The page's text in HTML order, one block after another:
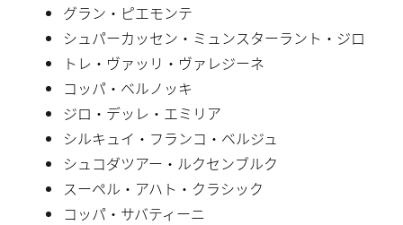
グラン・ピエモンテ
シュパーカッセン・ミュンスターラント・ジロ
トレ・ヴァッリ・ヴァレジーネ
コッパ・ベルノッキ
ジロ・デッレ・エミリア
シルキュイ・フランコ・ベルジュ
シュコダツアー・ルクセンブルク
スーペル・アハト・クラシック
コッパ・サバティーニ